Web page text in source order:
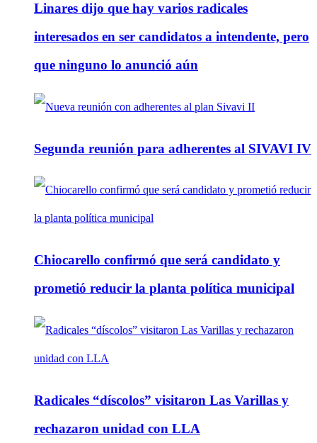
Linares dijo que hay varios radicales
interesados en ser candidatos a intendente, pero
que ninguno lo anunció aún
Segunda reunión para adherentes al SIVAVI IV
Chiocarello confirmó que será candidato y
prometió reducir la planta política municipal
Radicales “díscolos” visitaron Las Varillas y
rechazaron unidad con LLA